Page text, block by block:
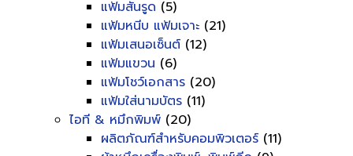
แฟ้มสันรูด (5)
แฟ้มหนีบ แฟ้มเจาะ (21)
แฟ้มเสนอเซ็นต์ (12)
แฟ้มแขวน (6)
แฟ้มโชว์เอกสาร (20)
แฟ้มใส่นามบัตร (11)
ไอที & หมึกพิมพ์ (20)
ผลิตภัณฑ์สำหรับคอมพิวเตอร์ (11)